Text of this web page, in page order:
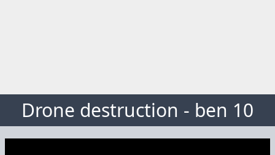
Drone destruction - ben 10